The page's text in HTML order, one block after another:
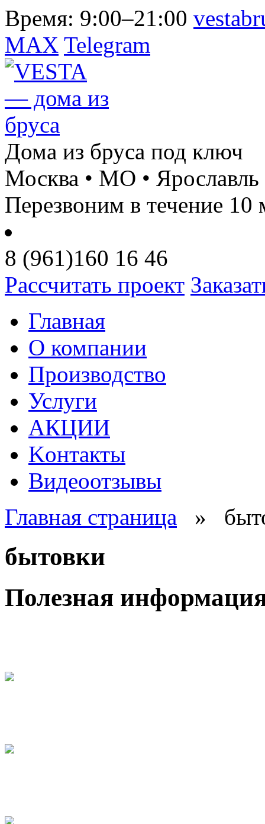
Время: 9:00–21:00
MAX Telegram
Дома из бруса под ключ
Москва • МО • Ярославль
Перезвоним в течение 10
8 (961)160 16 46
Рассчитать проект
Главная
О компании
Производство
Услуги
АКЦИИ
Kонтакты
Видеоотзывы
Главная страница »
бытовки
Полезная